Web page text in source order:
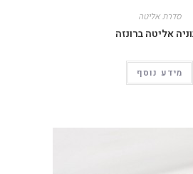
סדרת אליטה
אליטה ברונזה
מידע נוסף